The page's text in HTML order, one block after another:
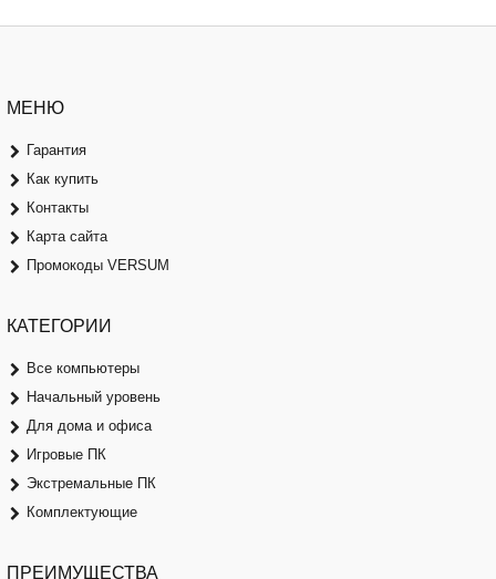
МЕНЮ
Гарантия
Как купить
Контакты
Карта сайта
Промокоды VERSUM
КАТЕГОРИИ
Все компьютеры
Начальный уровень
Для дома и офиса
Игровые ПК
Экстремальные ПК
Комплектующие
ПРЕИМУЩЕСТВА